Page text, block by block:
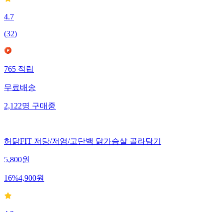
4.7
(32)
765적립
무료배송
2,122명구매중
허닭FIT 저당/저염/고단백 닭가슴살 골라담기
5,800원
16%4,900원